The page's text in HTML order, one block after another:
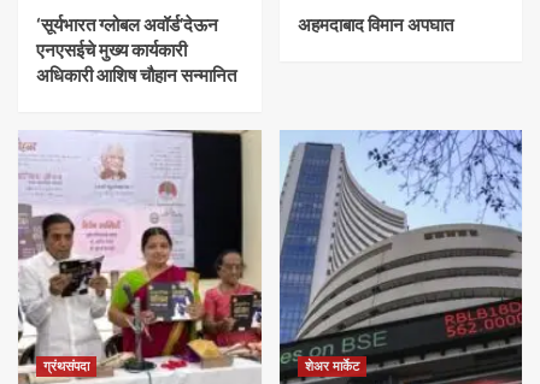
‘सूर्यभारत ग्लोबल अवॉर्ड’देऊन
एनएसईचे मुख्य कार्यकारी
अधिकारी आशिष चौहान सन्मानित
अहमदाबाद विमान अपघात
ग्रंथसंपदा शेअर मार्केट